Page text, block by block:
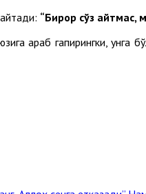
“Бирор сўз айтмас,
қараб гапирингки, унга